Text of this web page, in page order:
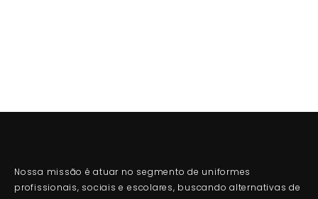
Nossa missão é atuar no segmento de uniformes
profissionais, sociais e escolares, buscando alternativas de